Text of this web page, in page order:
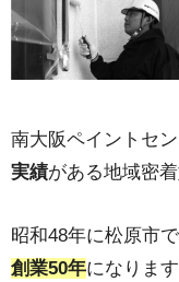
南大阪ペイントセ
実績がある地域密
昭和48年に松原市
創業50年になります